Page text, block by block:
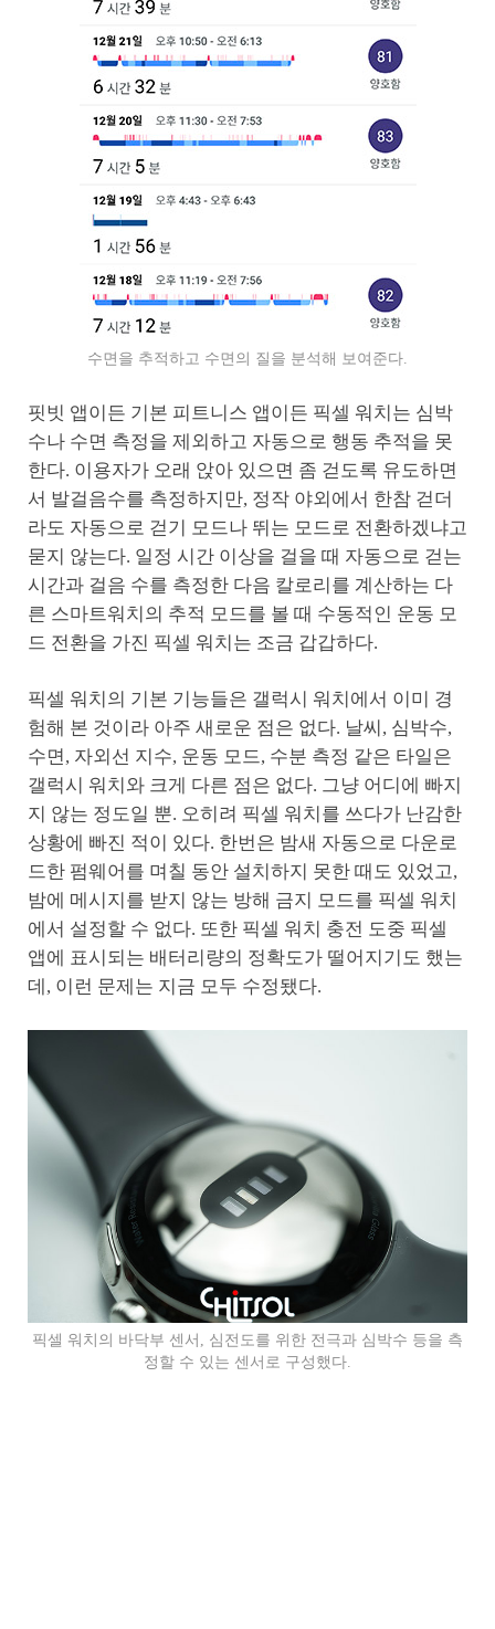
수면을 추적하고 수면의 질을 분석해 보여준다.
핏빗 앱이든 기본 피트니스 앱이든 픽셀 워치는 심박
수나 수면 측정을 제외하고 자동으로 행동 추적을 못
한다. 이용자가 오래 앉아 있으면 좀 걷도록 유도하면
서 발걸음수를 측정하지만, 정작 야외에서 한참 걷더
라도 자동으로 걷기 모드나 뛰는 모드로 전환하겠냐고
묻지 않는다. 일정 시간 이상을 걸을 때 자동으로 걷는
시간과 걸음 수를 측정한 다음 칼로리를 계산하는 다
른 스마트워치의 추적 모드를 볼 때 수동적인 운동 모
드 전환을 가진 픽셀 워치는 조금 갑갑하다.
픽셀 워치의 기본 기능들은 갤럭시 워치에서 이미 경
험해 본 것이라 아주 새로운 점은 없다. 날씨, 심박수,
수면, 자외선 지수, 운동 모드, 수분 측정 같은 타일은
갤럭시 워치와 크게 다른 점은 없다. 그냥 어디에 빠지
지 않는 정도일 뿐. 오히려 픽셀 워치를 쓰다가 난감한
상황에 빠진 적이 있다. 한번은 밤새 자동으로 다운로
드한 펌웨어를 며칠 동안 설치하지 못한 때도 있었고,
밤에 메시지를 받지 않는 방해 금지 모드를 픽셀 워치
에서 설정할 수 없다. 또한 픽셀 워치 충전 도중 픽셀
앱에 표시되는 배터리량의 정확도가 떨어지기도 했는
데, 이런 문제는 지금 모두 수정됐다.
픽셀 워치의 바닥부 센서, 심전도를 위한 전극과 심박수 등을 측
정할 수 있는 센서로 구성했다.